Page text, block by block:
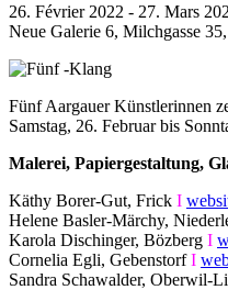
26. Février 2022 - 27. Mars
Neue Galerie 6, Milchgasse
Fünf Aargauer Künstlerinnen
Samstag, 26. Februar bis
Malerei, Papiergestaltung,
Käthy Borer-Gut, Frick I
Helene Basler-Märchy,
Karola Dischinger, Bözberg I
Cornelia Egli, GebenstorfI
Sandra Schawalder, Oberwil-